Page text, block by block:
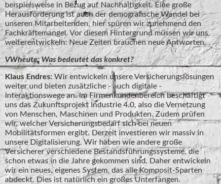
beispielsweise in Bezug auf Nachhaltigkeit. Eine große
Herausforderung ist auch der demografische Wandel bei
unseren Mitarbeitenden, hier spüren wir zunehmend den
Fachkräftemangel. Vor diesem Hintergrund müssen wir uns
weiterentwickeln: Neue Zeiten brauchen neue Antworten.
VWheute: Was bedeutet das konkret?
Klaus Endres: Wir entwickeln unsere Versicherungslösungen
weiter und bieten zusätzliche - auch digitale -
Interaktionswege an. Im Firmenkundenbereich beschäftigt
uns das Zukunftsprojekt Industrie 4.0, also die Vernetzung
von Menschen, Maschinen und Produkten. Zudem prüfen
wir, welcher Versicherungsbedarf sich bei neuen
Mobilitätsformen ergibt. Derzeit investieren wir massiv in
unsere Digitalisierung. Wir haben wie andere große
Versicherer verschiedene Bestandsführungssysteme, die
schon etwas in die Jahre gekommen sind. Daher entwickeln
wir ein neues, eigenes System, das alle Komposit-Sparten
abdeckt. Dies ist natürlich ein großes Unterfangen.